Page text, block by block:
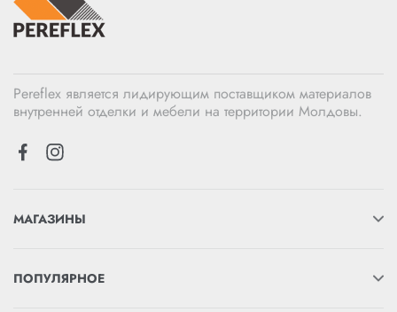
Pereflex является лидирующим поставщиком материалов
внутренней отделки и мебели на территории Молдовы.
МАГАЗИНЫ
ПОПУЛЯРНОЕ